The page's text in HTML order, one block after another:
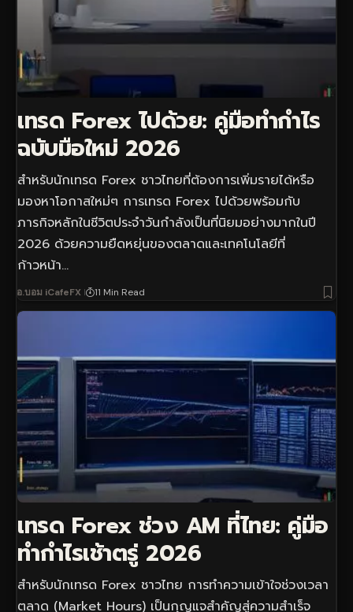
เทรด Forex ไปด้วย: คู่มือทำกำไร
ฉบับมือใหม่ 2026
สำหรับนักเทรด Forex ชาวไทยที่ต้องการเพิ่มรายได้หรือ
มองหาโอกาสใหม่ๆ การเทรด Forex ไปด้วยพร้อมกับ
ภารกิจหลักในชีวิตประจำวันกำลังเป็นที่นิยมอย่างมากในปี
2026 ด้วยความยืดหยุ่นของตลาดและเทคโนโลยีที่
ก้าวหน้า…
อ.บอม iCafeFX 11 Min Read
เทรด Forex ช่วง AM ที่ไทย: คู่มือ
ทำกำไรเช้าตรู่ 2026
สำหรับนักเทรด Forex ชาวไทย การทำความเข้าใจช่วงเวลา
ตลาด (Market Hours) เป็นกุญแจสำคัญสู่ความสำเร็จ